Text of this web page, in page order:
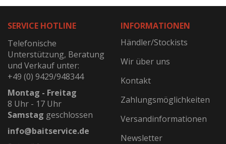
SERVICE HOTLINE
Telefonische
Unterstützung, Beratung
und Verkauf unter:
+49 (0) 9429/948344
Montag - Freitag
8 Uhr - 17 Uhr
Samstag geschlossen
info@baitservice.de
INFORMATIONEN
Händler/Stockists
Wir über uns
Kontakt
Zahlungsmöglichkeiten
Versandinformationen
Newsletter